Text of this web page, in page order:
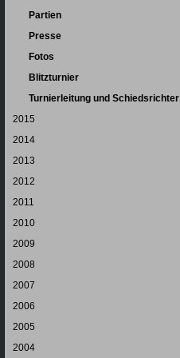
Partien
Presse
Fotos
Blitzturnier
Turnierleitung und Schiedsrichter
2015
2014
2013
2012
2011
2010
2009
2008
2007
2006
2005
2004